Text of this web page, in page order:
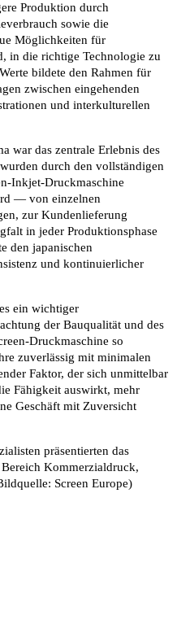
Produktion durch
sowie die
Möglichkeiten für
in die richtige Technologie zu
bildete den Rahmen für
zwischen eingehenden
und interkulturellen
war das zentrale Erlebnis des
durch den vollständigen
Inkjet-Druckmaschine
— von einzelnen
zur Kundenlieferung
in jeder Produktionsphase
den japanischen
und kontinuierlicher
ein wichtiger
der Bauqualität und des
Druckmaschine so
zuverlässig mit minimalen
Faktor, der sich unmittelbar
Fähigkeit auswirkt, mehr
Geschäft mit Zuversicht
präsentierten das
Kommerzialdruck,
Screen Europe)